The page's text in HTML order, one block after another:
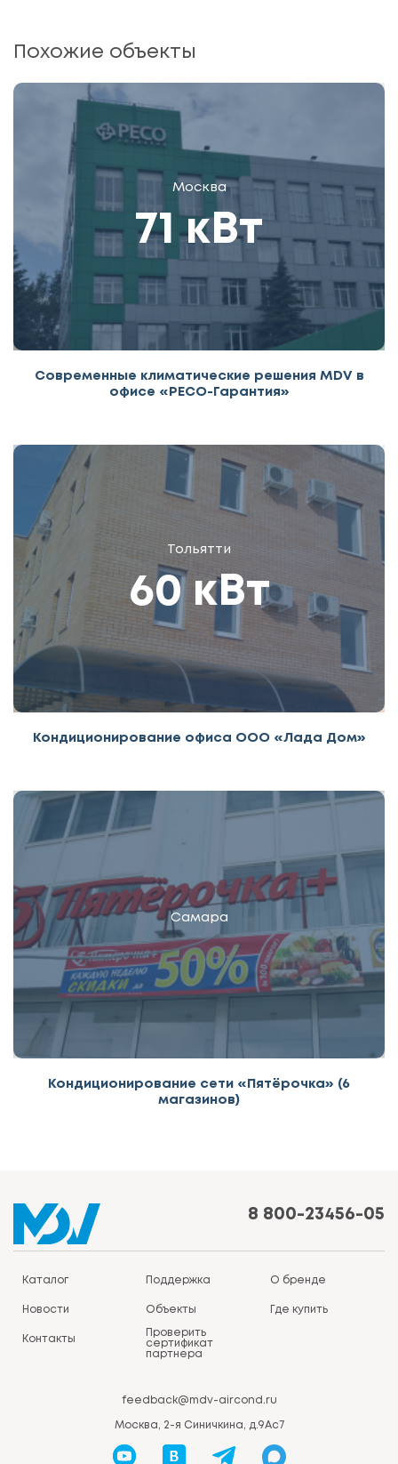
Похожие объекты
Москва
71 кВт
Современные климатические решения MDV в
офисе «РЕСО-Гарантия»
Тольятти
60 кВт
Кондиционирование офиса ООО «Лада Дом»
Самара
Кондиционирование сети «Пятёрочка» (6
магазинов)
8 800-23456-05
Каталог Поддержка О бренде
Новости Объекты Где купить
Контакты
Проверить
сертификат
партнера
feedback@mdv-aircond.ru
Москва, 2-я Синичкина, д.9Ас7